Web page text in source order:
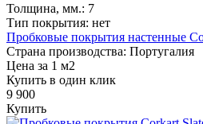
Толщина, мм.: 7
Тип покрытия: нет
Пробковые покрытия настенные
Страна производства: Португалия
Цена за 1 м2
Купить в один клик
9 900
Купить